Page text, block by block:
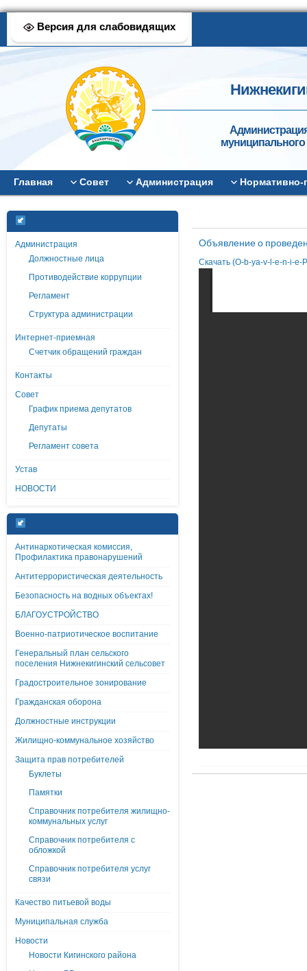
Версия для слабовидящих
муниципального
Главная Совет Администрация
Администрация
Должностные лица
Противодействие коррупции
Регламент
Структура администрации
Интернет-приемная
Счетчик обращений граждан
Контакты
Совет
График приема депутатов
Депутаты
Регламент совета
Устав
НОВОСТИ
Антинаркотическая комиссия,
Профилактика правонарушений
Антитеррористическая деятельность
Безопасность на водных объектах!
БЛАГОУСТРОЙСТВО
Военно-патриотическое воспитание
Генеральный план сельского
поселения Нижнекигинский сельсовет
Градостроительное зонирование
Гражданская оборона
Должностные инструкции
Жилищно-коммунальное хозяйство
Защита прав потребителей
Буклеты
Памятки
Справочник потребителя жилищно-
коммунальных услуг
Справочник потребителя с
обложкой
Справочник потребителя услуг
связи
Качество питьевой воды
Муниципальная служба
Новости
Новости Кигинского района
Объявление о
Скачать (O-b-ya-v-l-e-n-i-e-